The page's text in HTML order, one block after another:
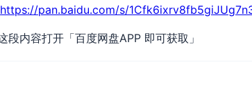
https://pan.baidu.com/s/
段内容打开「百度网盘APP 即可获取」